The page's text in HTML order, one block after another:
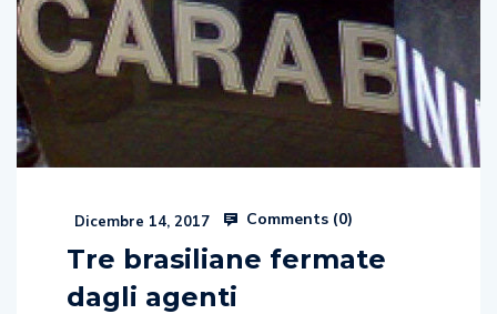
Dicembre 14, 2017 Comments (0)
Tre brasiliane fermate
dagli agenti